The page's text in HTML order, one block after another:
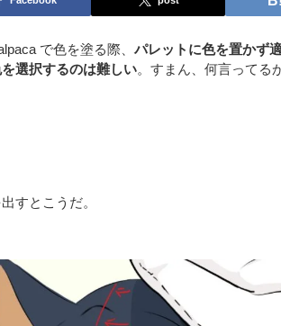
で色を塗る際、 パレットに色を置かず
を選択するのは難しい 。すまん、何言ってる
すとこうだ。